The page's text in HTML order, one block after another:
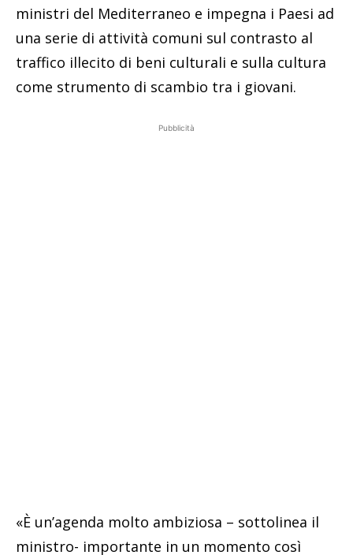
ministri del Mediterraneo e impegna i Paesi ad
una serie di attività comuni sul contrasto al
traffico illecito di beni culturali e sulla cultura
come strumento di scambio tra i giovani.
Pubblicità
«È un’agenda molto ambiziosa – sottolinea il
ministro- importante in un momento così